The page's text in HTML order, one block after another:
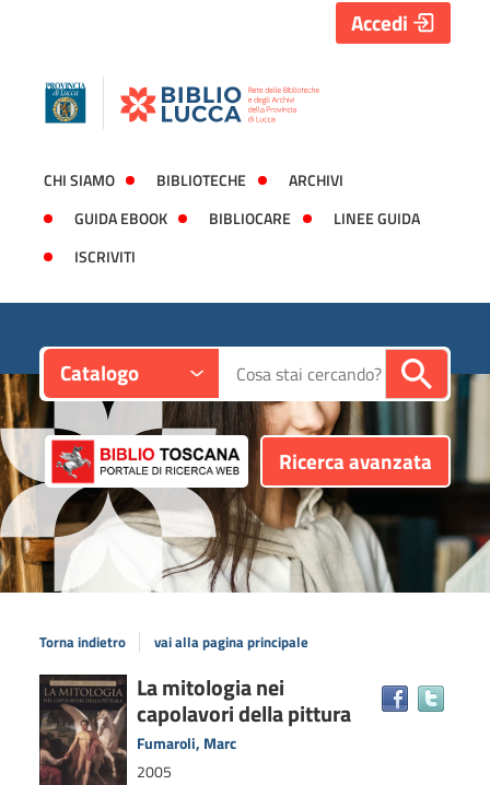
CHI SIAMO BIBLIOTECHE
ARCHIVI
GUIDA EBOOK
BIBLIOCARE
LINEE GUIDA
ISCRIVITI
Accedi
Catalogo Cerca su "Catalogo"
Ricerca avanzata
Torna indietro vai alla pagina principale
Dettaglio
del
documento
La mitologia nei
capolavori della pittura
Fumaroli, Marc
2005